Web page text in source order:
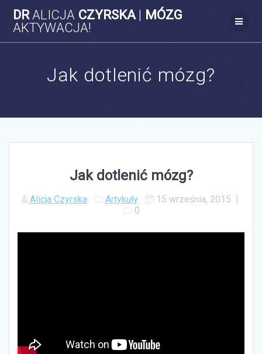
to
DRALICJA CZYRSKA | MÓZG
AKTYWACJA!
Jak dotlenić mózg?
Jak dotlenić mózg?
Alicja Czyrska Artykuły 15 września, 2015
0